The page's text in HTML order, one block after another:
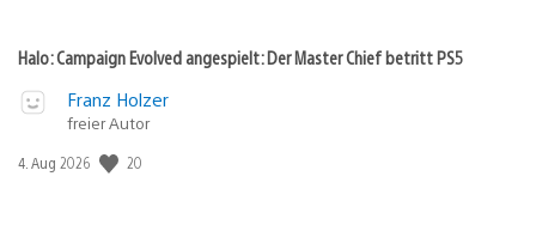
Halo: Campaign Evolved angespielt: Der Master Chief betritt PS5
Franz Holzer
freier Autor
Veröffentlichungsdatum:
4. Aug 2026 20